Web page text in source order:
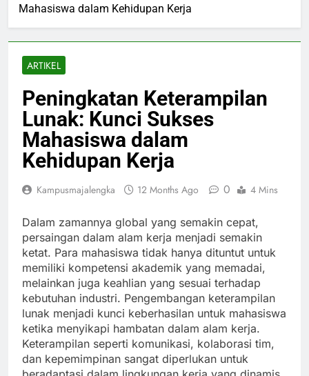
Mahasiswa dalam Kehidupan Kerja
ARTIKEL
Peningkatan Keterampilan
Lunak: Kunci Sukses
Mahasiswa dalam
Kehidupan Kerja
Kampusmajalengka 12 Months Ago 0 4 Mins
Dalam zamannya global yang semakin cepat,
persaingan dalam alam kerja menjadi semakin
ketat. Para mahasiswa tidak hanya dituntut untuk
memiliki kompetensi akademik yang memadai,
melainkan juga keahlian yang sesuai terhadap
kebutuhan industri. Pengembangan keterampilan
lunak menjadi kunci keberhasilan untuk mahasiswa
ketika menyikapi hambatan dalam alam kerja.
Keterampilan seperti komunikasi, kolaborasi tim,
dan kepemimpinan sangat diperlukan untuk